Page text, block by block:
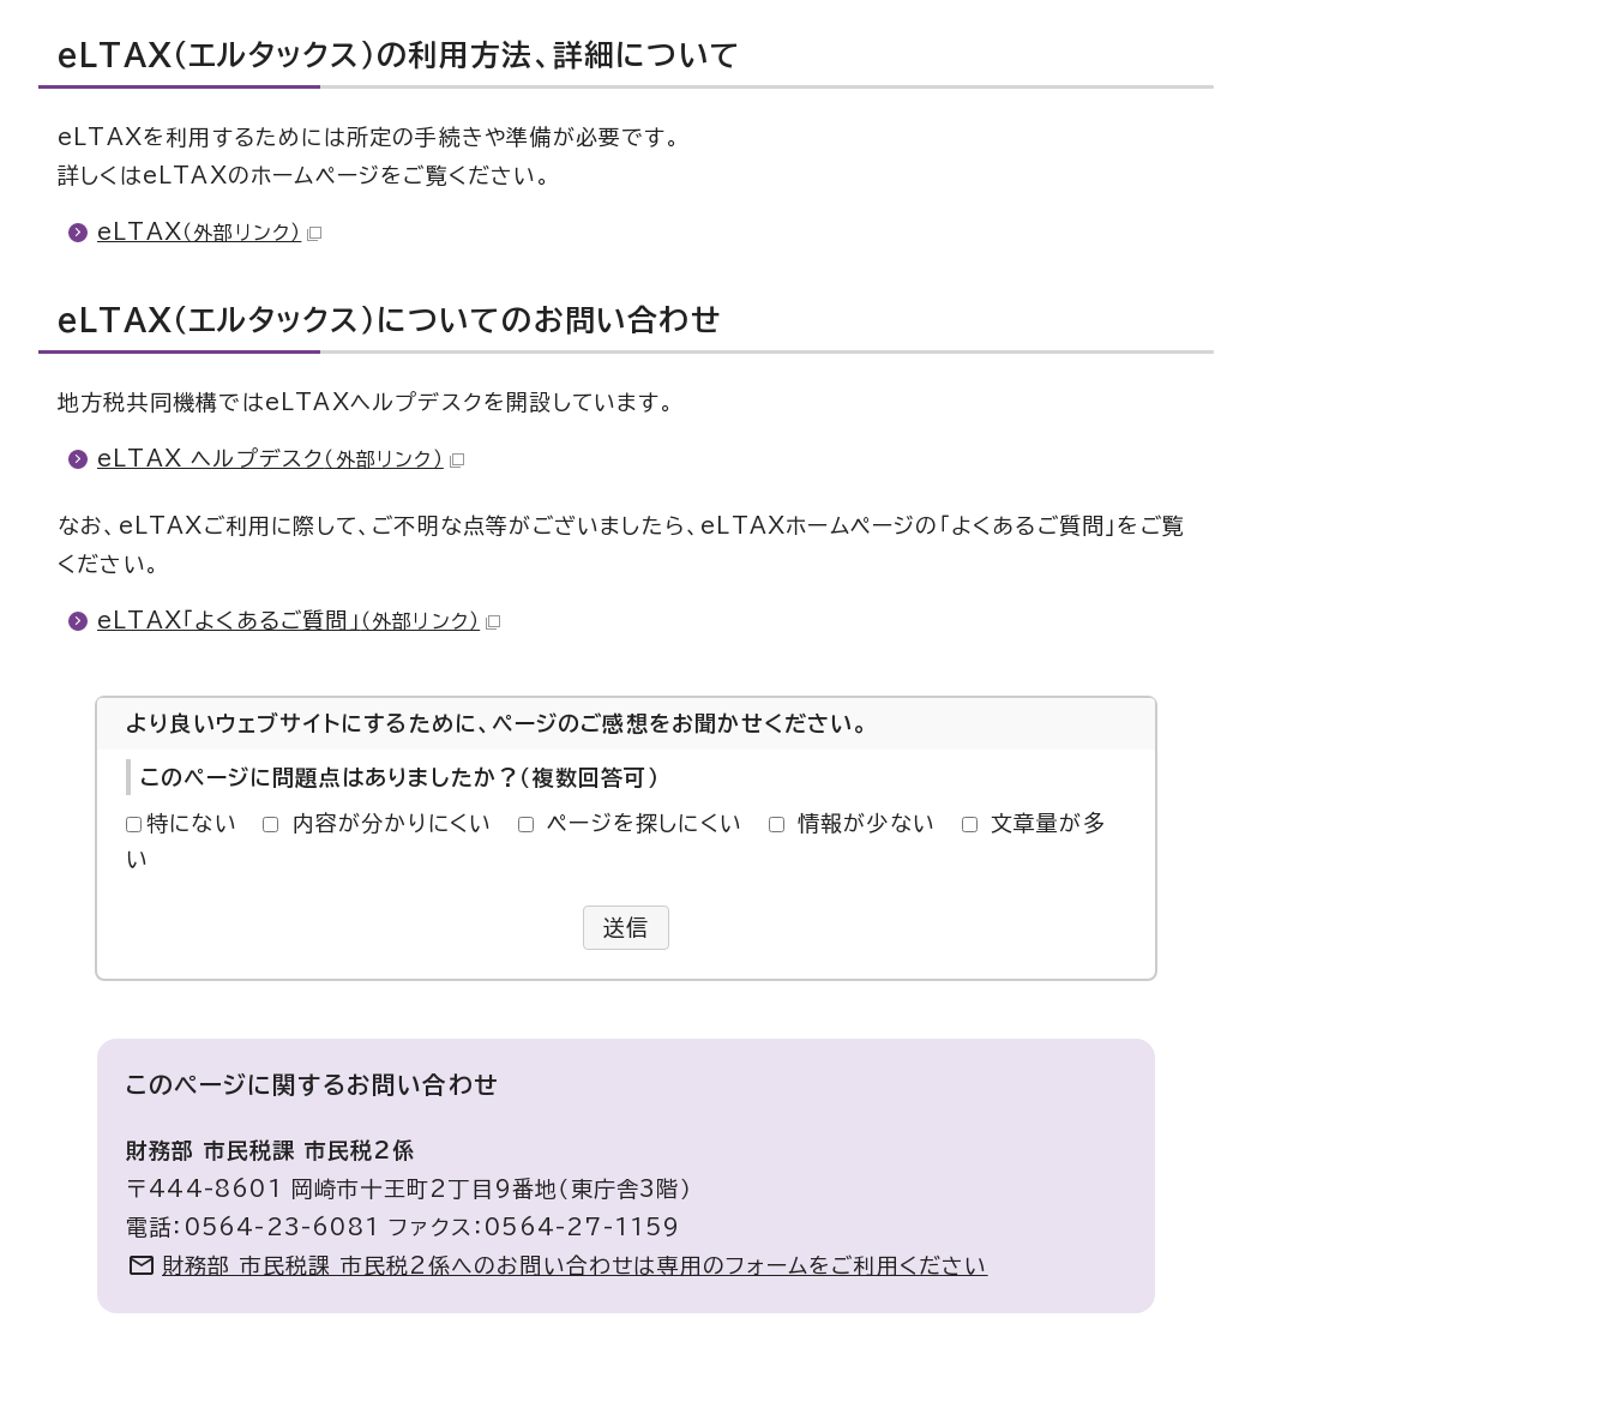
eLTAX（エルタックス）の利用方法、詳細について
eLTAXを利用するためには所定の手続きや準備が必要です。
詳しくはeLTAXのホームページをご覧ください。
eLTAX （外部リンク）
eLTAX（エルタックス）についてのお問い合わせ
地方税共同機構ではeLTAXヘルプデスクを開設しています。
eLTAX ヘルプデスク （外部リンク）
なお、eLTAXご利用に際して、ご不明な点等がございましたら、eLTAXホームページの「よくあるご質問」をご覧
ください。
eLTAX「よくあるご質問」 （外部リンク）
より良いウェブサイトにするために、ページのご感想をお聞かせください。
このページに問題点はありましたか？（複数回答可）
特にない 内容が分かりにくい ページを探しにくい 情報が少ない
文章量が多
い
送信
このページに関するお問い合わせ
財務部 市民税課 市民税2係
〒444-8601 岡崎市十王町2丁目9番地（東庁舎3階）
電話：0564-23-6081 ファクス：0564-27-1159
財務部 市民税課 市民税2係へのお問い合わせは専用のフォームをご利用ください